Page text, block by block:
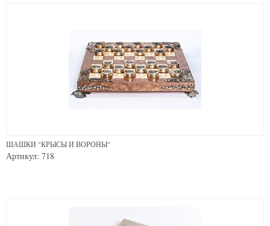
ШАШКИ "КРЫСЫ И ВОРОНЫ"
Артикул: 718